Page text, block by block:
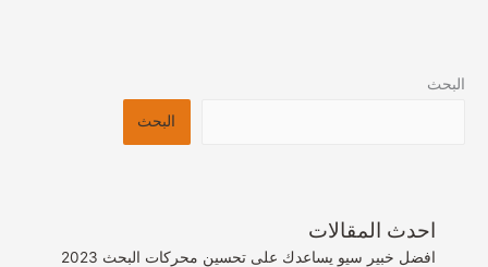
البحث
البحث
احدث المقالات
افضل خبير سيو يساعدك على تحسين محركات البحث 2023